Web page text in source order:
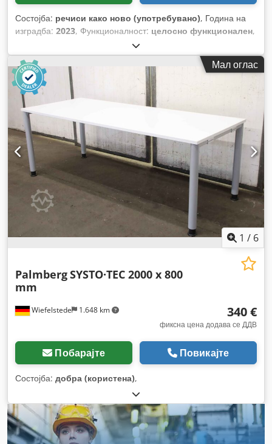
Состојба: речиси како ново (употребувано), Година на
изградба: 2023, Функционалност: целосно функционален,
, вкупна должина:
вкупна висина:720 мм, број на фиоки:3,
Мал оглас
1 / 6
Wiefelstede 1.648 km
PalmbergSYSTO·TEC 2000 x 800
mm
340 €
фиксна цена додава се ДДВ
Побарајте Повикајте
Состојба: добра (користена),